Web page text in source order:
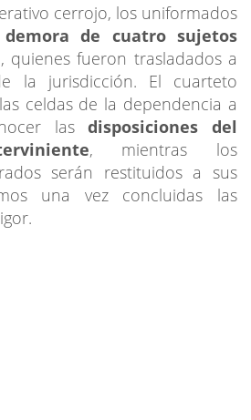
cerrojo, los uniformados
demora de cuatro sujetos
, quienes fueron trasladados a
la jurisdicción. El cuarteto
celdas de la dependencia a
lasdisposiciones del
, mientras los
serán restituidos a sus
una vez concluidas las